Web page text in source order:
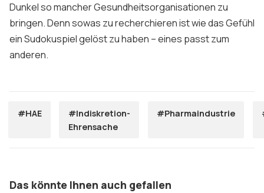
Dunkel so mancher Gesundheitsorganisationen zu
bringen. Denn sowas zu recherchieren ist wie das Gefühl
ein Sudokuspiel gelöst zu haben – eines passt zum
anderen.
#HAE
#Indiskretion-
Ehrensache
#Pharmaindustrie
Das könnte Ihnen auch gefallen